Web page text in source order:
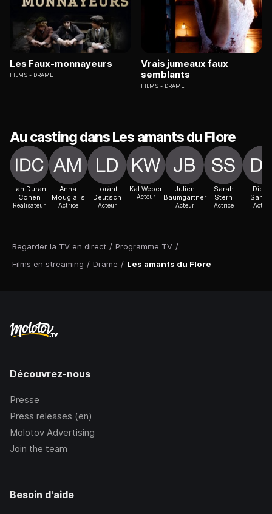
Regarder la TV en direct / Programme TV /
Films en streaming / Drame / Les amants du Flore
Les Faux-monnayeurs
FILMS DRAME
Vrais jumeaux faux
semblants
FILMS DRAME
Au casting dans Les amants du Flore
Ilan Duran
Cohen
Réalisateur
Anna
Mouglalis
Actrice
Lorànt
Deutsch
Acteur
Kal Weber
Acteur
Julien
Baumgartner
Acteur
Sarah
Stern
Actrice
Didier
Acteur
Découvrez-nous
Presse
Press releases (en)
Molotov Advertising
Join the team
Besoin d'aide